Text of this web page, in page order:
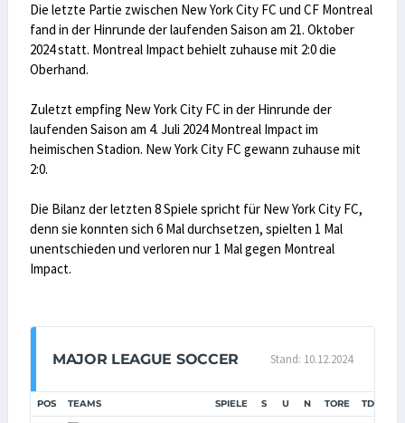
Die letzte Partie zwischen New York City FC und CF Montreal
fand in der Hinrunde der laufenden Saison am 21. Oktober
2024 statt. Montreal Impact behielt zuhause mit 2:0 die
Oberhand.
Zuletzt empfing New York City FC in der Hinrunde der
laufenden Saison am 4. Juli 2024 Montreal Impact im
heimischen Stadion. New York City FC gewann zuhause mit
2:0.
Die Bilanz der letzten 8 Spiele spricht für New York City FC,
denn sie konnten sich 6 Mal durchsetzen, spielten 1 Mal
unentschieden und verloren nur 1 Mal gegen Montreal
Impact.
MAJOR LEAGUE SOCCER Stand: 10.12.2024
POS TEAMS SPIELE S U N TORE TD